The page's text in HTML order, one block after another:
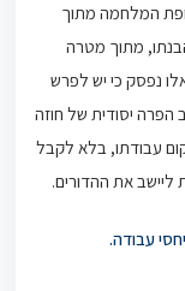
המלחמה מתוך
מתוך מטרה
נפסק כי יש לפרש
הפרה יסודית של חוזה
עבודתו, בלא לקבל
ליישב את ההדורים.
עבודה.